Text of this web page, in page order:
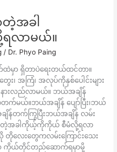
အခါ
ာမယ်။
/ Dr. Phyo Paing
ထဲမှာ ရှိတာပဲရေးတယ်ထင်တာ။
၊ အကြံ၊ အလုပ်ကိုနှစ်ပေါင်းများ
နားလည်လာမယ်။ ဘယ်အချိန်
က်မယ်။ဘယ်အချိန် ပျော်ပြီး၊ဘယ်
တက်ကြွပြီးဘယ်အချိန် လမ်း
တဲ့အခါကိုယ့်ကိုကိုယ် စီမံလို့ရလာ
လေးတွေကလမ်းကြောင်းသေး
ဝ ကိုယ်တိုင်တည်ဆောက်ရမှာမို့